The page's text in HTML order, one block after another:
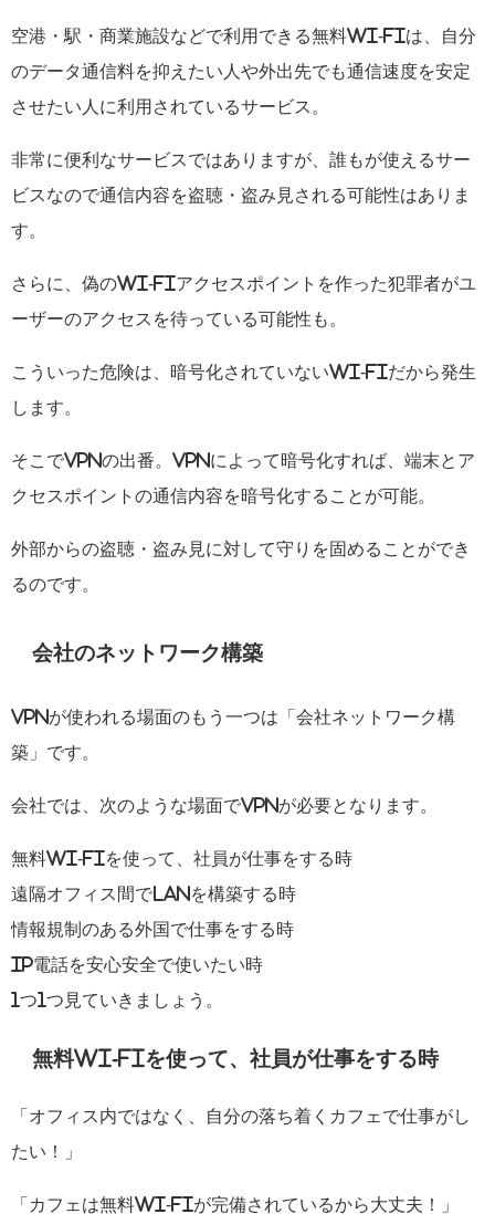
空港・駅・商業施設などで利用できる無料Wi-Fiは、自分
のデータ通信料を抑えたい人や外出先でも通信速度を安定
させたい人に利用されているサービス。
非常に便利なサービスではありますが、誰もが使えるサー
ビスなので通信内容を盗聴・盗み見される可能性はありま
す。
さらに、偽のWi-Fiアクセスポイントを作った犯罪者がユ
ーザーのアクセスを待っている可能性も。
こういった危険は、暗号化されていないWi-Fiだから発生
します。
そこでVPNの出番。VPNによって暗号化すれば、端末とア
クセスポイントの通信内容を暗号化することが可能。
外部からの盗聴・盗み見に対して守りを固めることができ
るのです。
会社のネットワーク構築
VPNが使われる場面のもう一つは「会社ネットワーク構
築」です。
会社では、次のような場面でVPNが必要となります。
無料Wi-Fiを使って、社員が仕事をする時
遠隔オフィス間でLANを構築する時
情報規制のある外国で仕事をする時
IP電話を安心安全で使いたい時
1つ1つ見ていきましょう。
無料Wi-Fiを使って、社員が仕事をする時
「オフィス内ではなく、自分の落ち着くカフェで仕事がし
たい！」
「カフェは無料Wi-Fiが完備されているから大丈夫！」